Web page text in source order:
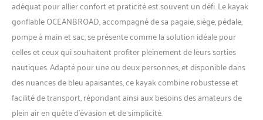
adéquat pour allier confort et praticité est souvent un défi. Le kayak
gonflable OCEANBROAD, accompagné de sa pagaie, siège, pédale,
pompe à main et sac, se présente comme la solution idéale pour
celles et ceux qui souhaitent profiter pleinement de leurs sorties
nautiques. Adapté pour une ou deux personnes, et disponible dans
des nuances de bleu apaisantes, ce kayak combine robustesse et
facilité de transport, répondant ainsi aux besoins des amateurs de
plein air en quête d’évasion et de simplicité.